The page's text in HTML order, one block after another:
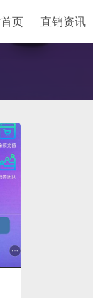
页 直销资讯